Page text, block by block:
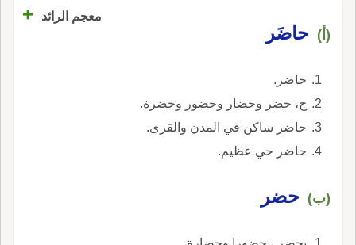
معجم الرائد +
(أ) حاضَر
حاضر.
ج، حضر وحضار وحضور وحضرة.
حاضر ساكن في المدن والقرى.
حاضر حي عظيم.
(ب) حضر